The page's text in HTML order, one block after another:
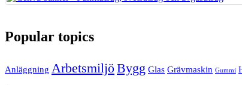
Popular topics
Anläggning ArbetsmiljöBygg Glas Grävmaskin Gummi